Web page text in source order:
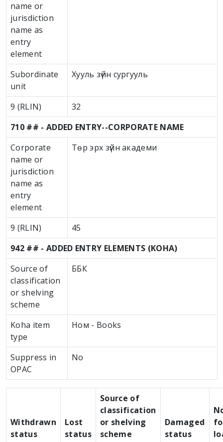
name or
jurisdiction
name as
entry
element
Subordinate
unit
Хууль зүйн сургууль
9 (RLIN)
32
710 ## - ADDED ENTRY--CORPORATE NAME
Corporate
name or
jurisdiction
name as
entry
element
Төр эрх зүйн академи
9 (RLIN)
45
942 ## - ADDED ENTRY ELEMENTS (KOHA)
Source of
classification
or shelving
scheme
ББК
Koha item
type
Ном - Books
Suppress in
OPAC
No
Withdrawn
status
Lost
status
Source of
classification
or shelving
scheme
Damaged
status